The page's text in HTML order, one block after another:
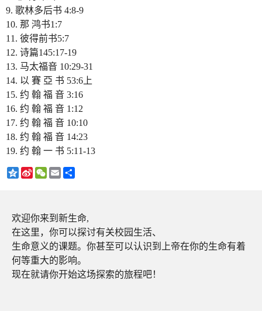
歌林多后书 4:8-9
那 鸿书1:7
彼得前书5:7
诗篇145:17-19
马太福音 10:29-31
以 賽 亞 书 53:6上
约 翰 福 音 3:16
约 翰 福 音 1:12
约 翰 福 音 10:10
约 翰 福 音 14:23
约 翰 一 书 5:11-13
Qzone
Sina
Weibo
WeChatEmail
欢迎你来到新生命,
在这里，你可以探讨有关校园生活、
生命意义的课题。你甚至可以认识到上帝在你的生命有着
何等重大的影响。
现在就请你开始这场探索的旅程吧！